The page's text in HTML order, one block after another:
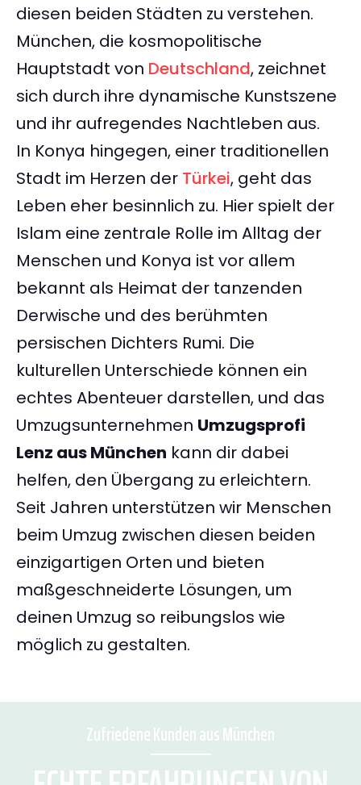
diesen beiden Städten zu verstehen.
München, die kosmopolitische
Hauptstadt von Deutschland, zeichnet
sich durch ihre dynamische Kunstszene
und ihr aufregendes Nachtleben aus.
In Konya hingegen, einer traditionellen
Stadt im Herzen der Türkei, geht das
Leben eher besinnlich zu. Hier spielt der
Islam eine zentrale Rolle im Alltag der
Menschen und Konya ist vor allem
bekannt als Heimat der tanzenden
Derwische und des berühmten
persischen Dichters Rumi. Die
kulturellen Unterschiede können ein
echtes Abenteuer darstellen, und das
Umzugsunternehmen Umzugsprofi
Lenz aus München kann dir dabei
helfen, den Übergang zu erleichtern.
Seit Jahren unterstützen wir Menschen
beim Umzug zwischen diesen beiden
einzigartigen Orten und bieten
maßgeschneiderte Lösungen, um
deinen Umzug so reibungslos wie
möglich zu gestalten.
Zufriedene Kunden aus München